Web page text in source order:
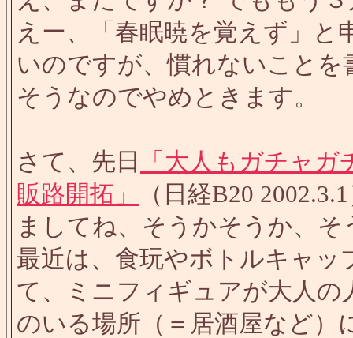
えー、「春眠暁を覚えず」
いのですが、慣れないこと
そうなのでやめときます。
さて、先日
「大人もガチャ
販路開拓」
（日経B20
ましてね、そうかそうか、
最近は、食玩やボトルキャ
て、ミニフィギュアが大人
のいる場所（＝居酒屋など